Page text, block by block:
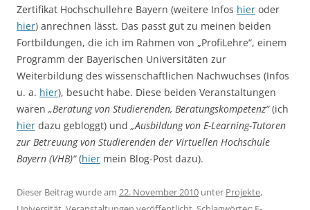
Zertifikat Hochschullehre Bayern (weitere Infos hier oder
hier) anrechnen lässt. Das passt gut zu meinen beiden
Fortbildungen, die ich im Rahmen von „ProfiLehre“, einem
Programm der Bayerischen Universitäten zur
Weiterbildung des wissenschaftlichen Nachwuchses (Infos
u. a. hier), besucht habe. Diese beiden Veranstaltungen
waren „Beratung von Studierenden, Beratungskompetenz“(ich
hier dazu gebloggt) und „Ausbildung von E-Learning-Tutoren
zur Betreuung von Studierenden der Virtuellen Hochschule
Bayern (VHB)“(hier mein Blog-Post dazu).
Dieser Beitrag wurde am 22. November 2010 unter Projekte,